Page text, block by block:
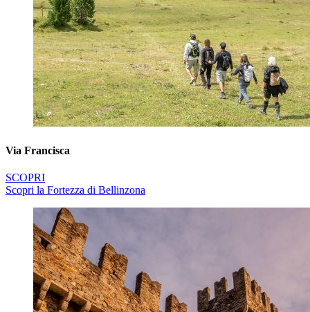
Via Francisca
SCOPRI
Scopri la Fortezza di Bellinzona